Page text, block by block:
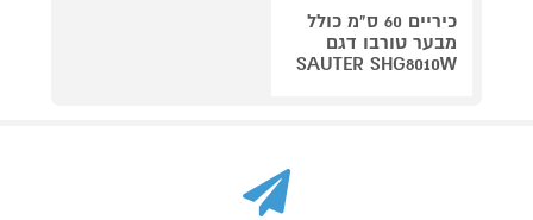
כיריים 60 ס"מ כולל
מבער טורבו דגם
SAUTER SHG8010W